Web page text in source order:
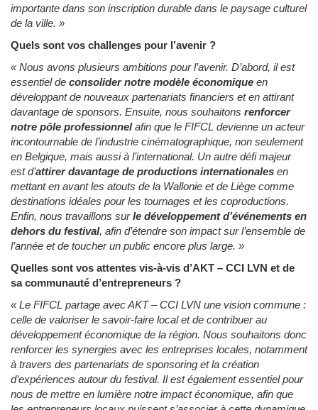
importante dans son inscription durable dans le paysage culturel
de la ville. »
Quels sont vos challenges pour l’avenir ?
« Nous avons plusieurs ambitions pour l’avenir. D’abord, il est
essentiel de consolider notre modèle économique en
développant de nouveaux partenariats financiers et en attirant
davantage de sponsors. Ensuite, nous souhaitons renforcer
notre pôle professionnelafin que le FIFCL devienne un acteur
incontournable de l’industrie cinématographique, non seulement
en Belgique, mais aussi à l’international. Un autre défi majeur
est d’attirer davantage de productions internationales en
mettant en avant les atouts de la Wallonie et de Liège comme
destinations idéales pour les tournages et les coproductions.
Enfin, nous travaillons surle développement d’événements en
dehors du festival, afin d’étendre son impact sur l’ensemble de
l’année et de toucher un public encore plus large. »
Quelles sont vos attentes vis-à-vis d’AKT – CCI LVN et de
sa communauté d’entrepreneurs ?
« Le FIFCL partage avec AKT – CCI LVN une vision commune :
celle de valoriser le savoir-faire local et de contribuer au
développement économique de la région. Nous souhaitons donc
renforcer les synergies avec les entreprises locales, notamment
à travers des partenariats de sponsoring et la création
d’expériences autour du festival. Il est également essentiel pour
nous de mettre en lumière notre impact économique, afin que